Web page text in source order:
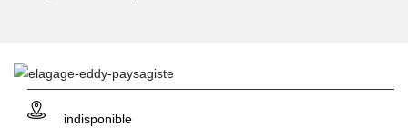
indisponible